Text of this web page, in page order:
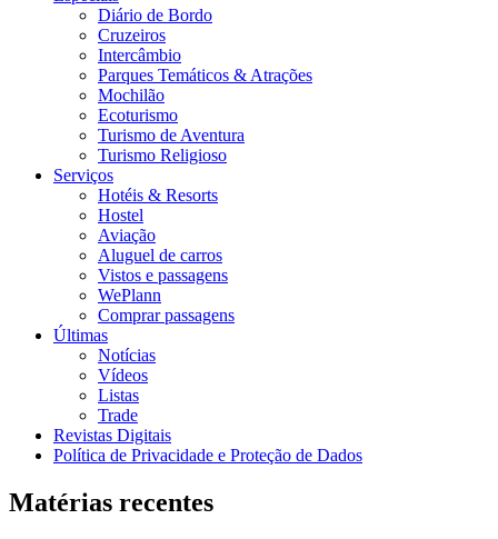
Diário de Bordo
Cruzeiros
Intercâmbio
Parques Temáticos & Atrações
Mochilão
Ecoturismo
Turismo de Aventura
Turismo Religioso
Serviços
Hotéis & Resorts
Hostel
Aviação
Aluguel de carros
Vistos e passagens
WePlann
Comprar passagens
Últimas
Notícias
Vídeos
Listas
Trade
Revistas Digitais
Política de Privacidade e Proteção de Dados
Matérias recentes